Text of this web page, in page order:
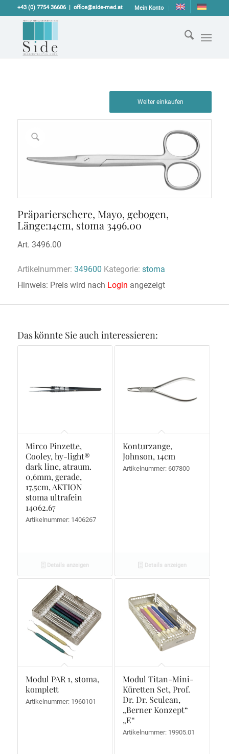
Mein Konto
+43 (0) 7754 36606 office@side-med.at
Weiter einkaufen
Präparierschere, Mayo, gebogen,
Länge:14cm, stoma 3496.00
Art. 3496.00
Artikelnummer: 349600 Kategorie: stoma
Hinweis: Preis wird nach Login angezeigt
Das könnte Sie auch interessieren:
Mirco Pinzette,
Cooley, hy-light®
dark line, atraum.
0,6mm, gerade,
17,5cm, AKTION
stoma ultrafein
14062.67
Artikelnummer: 1406267
Details anzeigen
Konturzange,
Johnson, 14cm
Artikelnummer: 607800
Details anzeigen
Modul PAR 1, stoma,
komplett
Artikelnummer: 1960101
Modul Titan-Mini-
Küretten Set, Prof.
Dr. Dr. Sculean,
„Berner Konzept“
„E“
Artikelnummer: 19905.01